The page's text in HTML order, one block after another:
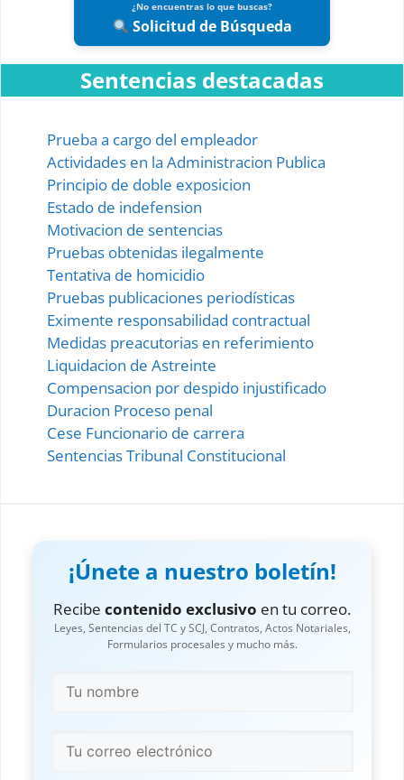
Embargo al Deudor Transeunte
Embargo por Hipoteca Judicial
Embargo Inmobiliario Ordinario
Embargo de Objetos Falsificados
Embargo en Reinvindicacion
Embargo Retentivo
Embargo Retentivo en Manos del Estado
Embargo Retentivo entre Esposos
Garantía de Prenda sin Desapoderamiento
Impugnación de Gastos y Honorarios
Incautacion de Bienes Muebles
Inscripción en Falsedad
Inspección de Lugares Intervención Forzosa
Litispendencia y Conexidad
¿No encuentras lo que buscas?
Solicitud de Búsqueda
Sentencias destacadas
Prueba a cargo del empleador
Actividades en la Administracion Publica
Principio de doble exposicion
Estado de indefension
Motivacion de sentencias
Pruebas obtenidas ilegalmente
Tentativa de homicidio
Pruebas publicaciones periodísticas
Eximente responsabilidad contractual
Medidas preacutorias en referimiento
Liquidacion de Astreinte
Compensacion por despido injustificado
Duracion Proceso penal
Cese Funcionario de carrera
Sentencias Tribunal Constitucional
¡Únete a nuestro boletín!
Recibe contenido exclusivo en tu correo.
Leyes, Sentencias del TC y SCJ, Contratos, Actos Notariales,
Formularios procesales y mucho más.